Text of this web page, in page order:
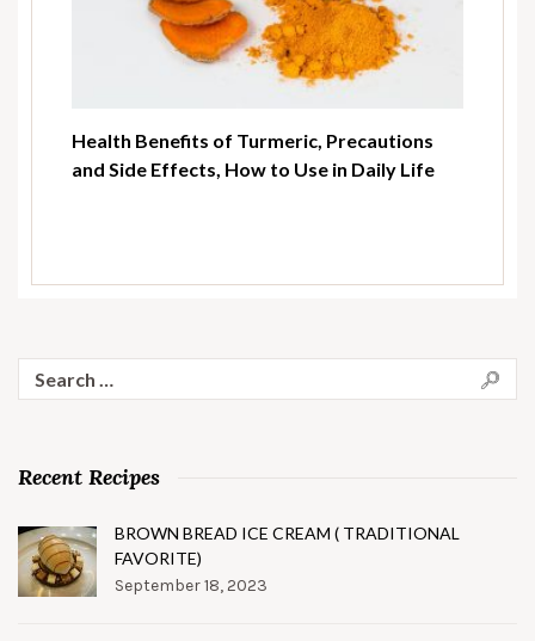
Health Benefits of Turmeric, Precautions
and Side Effects, How to Use in Daily Life
for:
Recent Recipes
BROWN BREAD ICE CREAM ( TRADITIONAL
FAVORITE)
September 18, 2023